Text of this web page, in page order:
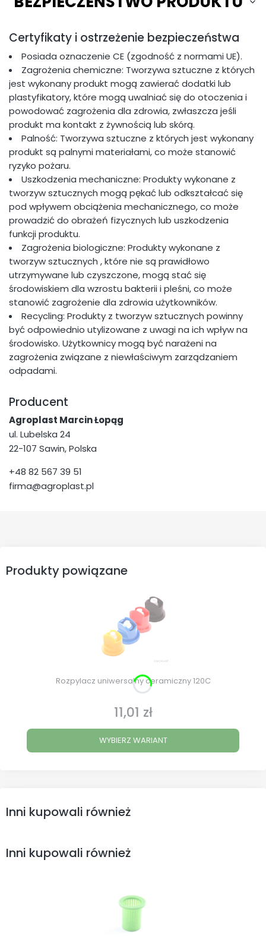
Certyfikaty i ostrzeżenie bezpieczeństwa
Posiada oznaczenie CE (zgodność z normami UE).
Zagrożenia chemiczne: Tworzywa sztuczne z których
jest wykonany produkt mogą zawierać dodatki lub
plastyfikatory, które mogą uwalniać się do otoczenia i
powodować zagrożenia dla zdrowia, zwłaszcza jeśli
produkt ma kontakt z żywnością lub skórą.
Palność: Tworzywa sztuczne z których jest wykonany
produkt są palnymi materiałami, co może stanowić
ryzyko pożaru.
Uszkodzenia mechaniczne: Produkty wykonane z
tworzyw sztucznych mogą pękać lub odkształcać się
pod wpływem obciążenia mechanicznego, co może
prowadzić do obrażeń fizycznych lub uszkodzenia
funkcji produktu.
Zagrożenia biologiczne: Produkty wykonane z
tworzyw sztucznych , które nie są prawidłowo
utrzymywane lub czyszczone, mogą stać się
środowiskiem dla wzrostu bakterii i pleśni, co może
stanowić zagrożenie dla zdrowia użytkowników.
Recycling: Produkty z tworzyw sztucznych powinny
być odpowiednio utylizowane z uwagi na ich wpływ na
środowisko. Użytkownicy mogą być narażeni na
zagrożenia związane z niewłaściwym zarządzaniem
odpadami.
Producent
Agroplast Marcin Łopąg
ul. Lubelska 24
22-107 Sawin, Polska
+48 82 567 39 51
firma@agroplast.pl
Produkty powiązane
Rozpylacz uniwersalny ceramiczny 120C
Cena
11,01 zł
WYBIERZ WARIANT
Inni kupowali również
Inni kupowali również